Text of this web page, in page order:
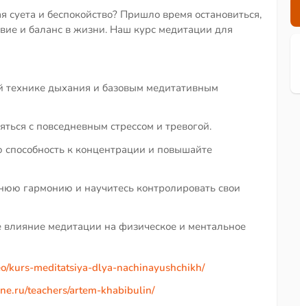
суета и беспокойство? Пришло время остановиться,
и баланс в жизни. Наш курс медитации для
дыхания и базовым медитативным
с повседневным стрессом и тревогой.
к концентрации и повышайте
гармонию и научитесь контролировать свои
медитации на физическое и ментальное
kurs-meditatsiya-dlya-nachinayushchikh/
teachers/artem-khabibulin/